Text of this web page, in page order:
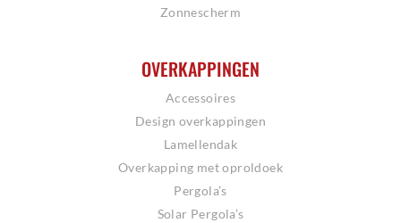
Zonnescherm
OVERKAPPINGEN
Accessoires
Design overkappingen
Lamellendak
Overkapping met oproldoek
Pergola’s
Solar Pergola’s